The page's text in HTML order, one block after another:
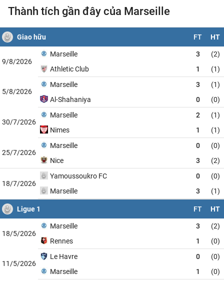
Thành tích gần đây của Marseille
Giao hữu FT HT
9/8/2026
Marseille 3
(2)
Athletic Club
1 (1)
5/8/2026
Marseille 3
(1)
Al-Shahaniya
0 (0)
30/7/2026
Marseille 2
(1)
Nimes
1 (1)
25/7/2026
Marseille 0
(0)
Nice
3 (2)
18/7/2026
Yamoussoukro FC 0
(0)
Marseille
3 (1)
Ligue 1 FT HT
18/5/2026
Marseille 3
(2)
Rennes
1 (0)
11/5/2026
Le Havre 0
(0)
Marseille
1 (0)